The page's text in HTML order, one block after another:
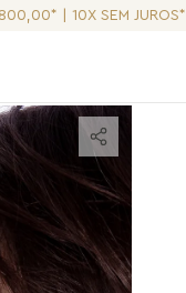
| 10X SEM JUROS*